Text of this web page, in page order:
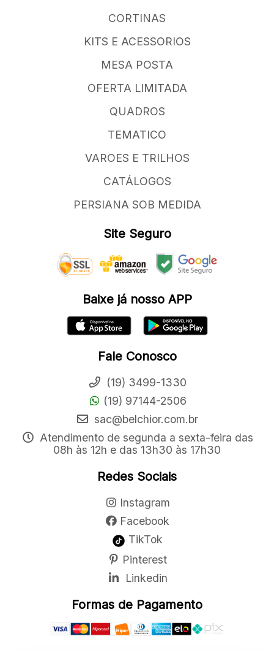
CORTINAS
KITS E ACESSORIOS
MESA POSTA
OFERTA LIMITADA
QUADROS
TEMATICO
VAROES E TRILHOS
CATÁLOGOS
PERSIANA SOB MEDIDA
Site Seguro
Baixe já nosso APP
Fale Conosco
(19) 3499-1330
(19) 97144-2506
sac@belchior.com.br
Atendimento de segunda a sexta-feira das
08h às 12h e das 13h30 às 17h30
Redes Sociais
Instagram
Facebook
TikTok
Pinterest
Linkedin
Formas de Pagamento